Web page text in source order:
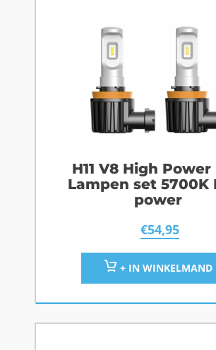
H11 V8 High Power
Lampen set 5700K
power
€54,95
+ IN WINKELMAND